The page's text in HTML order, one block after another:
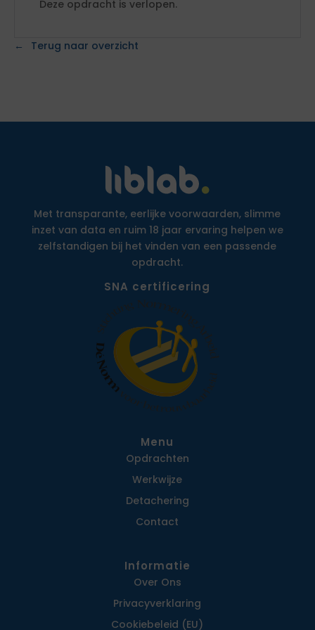
Deze opdracht is verlopen.
Terug naar overzicht
Met transparante, eerlijke voorwaarden, slimme
inzet van data en ruim 18 jaar ervaring helpen we
zelfstandigen bij het vinden van een passende
opdracht.
SNA certificering
Menu
Opdrachten
Werkwijze
Detachering
Contact
Informatie
Over Ons
Privacy­verklaring
Cookiebeleid (EU)